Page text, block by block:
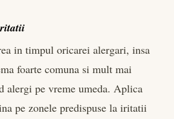
in timpul oricarei alergari, insa
foarte comuna si mult mai
alergi pe vreme umeda. Aplica
pe zonele predispuse la iritatii